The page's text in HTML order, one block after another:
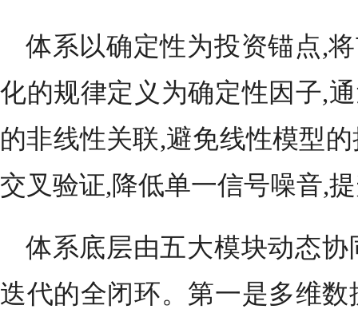
体系以确定性为投资锚点,
化的规律定义为确定性因子,
的非线性关联,避免线性模型
交叉验证,降低单一信号噪音,
体系底层由五大模块动态
迭代的全闭环。第一是多维